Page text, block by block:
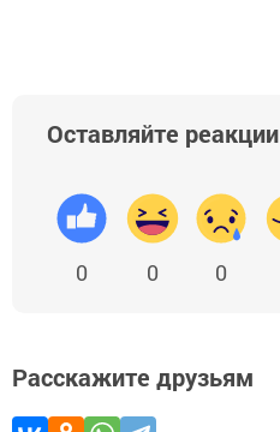
Оставляйте реакции
0 0 0
Расскажите друзьям